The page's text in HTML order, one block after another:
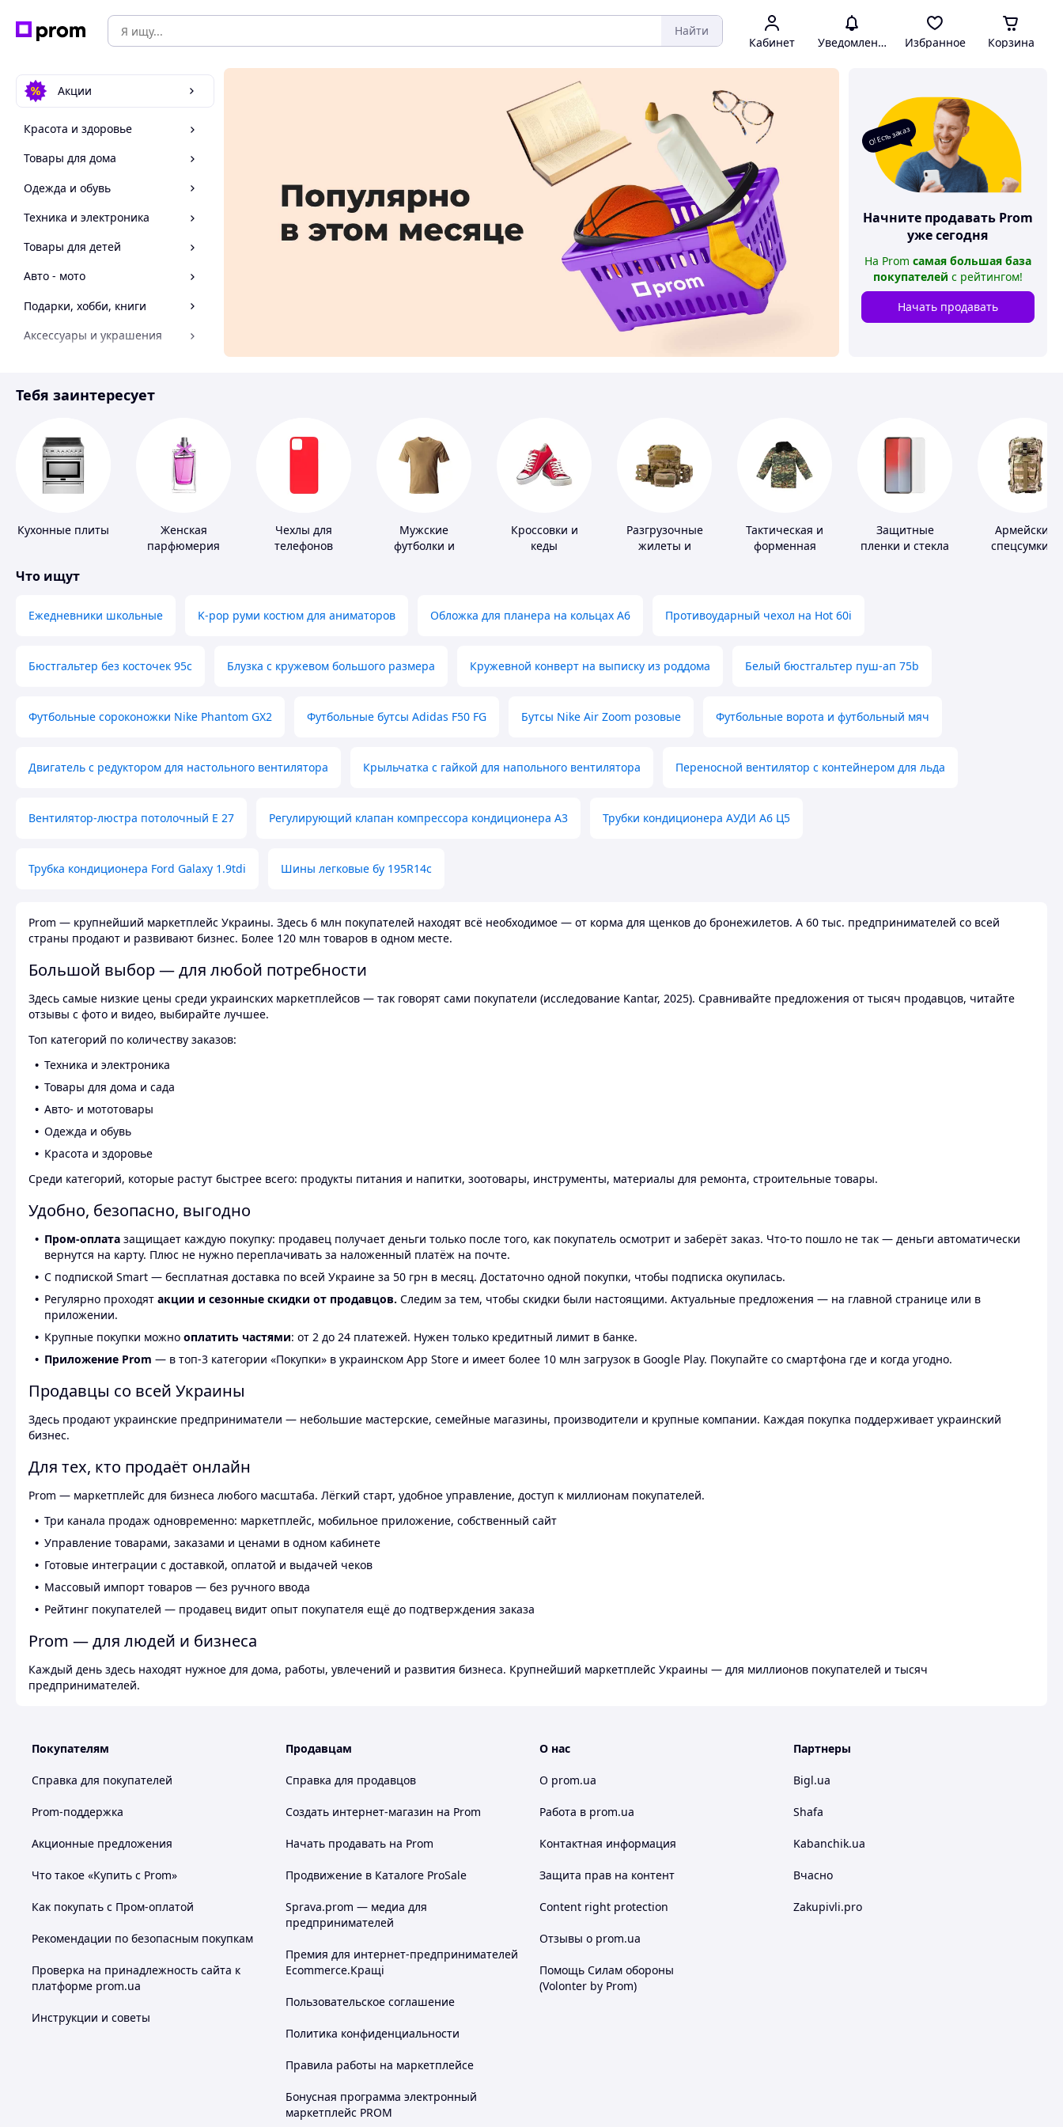
Найти
Кабинет Уведомления Избранное Корзина
Акции
Красота и здоровье
Товары для дома
Одежда и обувь
Техника и электроника
Товары для детей
Авто - мото
Подарки, хобби, книги
Аксессуары и украшения
Спорт и отдых
О! Есть заказ
Начните продавать Prom
уже сегодня
На Prom самая большая база
покупателей с рейтингом!
Начать продавать
Тебя заинтересует
Кухонные плиты
Женская
парфюмерия
Чехлы для
телефонов
Мужские
футболки и
Кроссовки и
кеды
Разгрузочные
жилеты и
Тактическая и
форменная
Защитные
пленки и стекла
Армейские
спецсумки и
Что ищут
Ежедневники школьные K-pop руми костюм для аниматоров Обложка для планера на кольцах А6 Противоударный чехол на Hot 60i
Бюстгальтер без косточек 95с Блузка с кружевом большого размера Кружевной конверт на выписку из роддома Белый бюстгальтер пуш-ап 75b
Футбольные сороконожки Nike Phantom GX2 Футбольные бутсы Adidas F50 FG Бутсы Nike Air Zoom розовые Футбольные ворота и футбольный мяч
Двигатель с редуктором для настольного вентилятора Крыльчатка с гайкой для напольного вентилятора Переносной вентилятор с контейнером для льда
Вентилятор-люстра потолочный E 27 Регулирующий клапан компрессора кондиционера А3 Трубки кондиционера АУДИ А6 Ц5
Трубка кондиционера Ford Galaxy 1.9tdi Шины легковые бу 195R14c
Prom — крупнейший маркетплейс Украины. Здесь 6 млн покупателей находят всё необходимое — от корма для щенков до бронежилетов. А 60 тыс. предпринимателей со всей
страны продают и развивают бизнес. Более 120 млн товаров в одном месте.
Большой выбор — для любой потребности
Здесь самые низкие цены среди украинских маркетплейсов — так говорят сами покупатели (исследование Kantar, 2025). Сравнивайте предложения от тысяч продавцов, читайте
отзывы с фото и видео, выбирайте лучшее.
Топ категорий по количеству заказов:
Техника и электроника
Товары для дома и сада
Авто- и мототовары
Одежда и обувь
Красота и здоровье
Среди категорий, которые растут быстрее всего: продукты питания и напитки, зоотовары, инструменты, материалы для ремонта, строительные товары.
Удобно, безопасно, выгодно
Пром-оплата защищает каждую покупку: продавец получает деньги только после того, как покупатель осмотрит и заберёт заказ. Что-то пошло не так — деньги автоматически
вернутся на карту. Плюс не нужно переплачивать за наложенный платёж на почте.
С подпиской Smart — бесплатная доставка по всей Украине за 50 грн в месяц. Достаточно одной покупки, чтобы подписка окупилась.
Регулярно проходят акции и сезонные скидки от продавцов. Следим за тем, чтобы скидки были настоящими. Актуальные предложения — на главной странице или в
приложении.
Крупные покупки можно оплатить частями: от 2 до 24 платежей. Нужен только кредитный лимит в банке.
Приложение Prom — в топ-3 категории «Покупки» в украинском App Store и имеет более 10 млн загрузок в Google Play. Покупайте со смартфона где и когда угодно.
Продавцы со всей Украины
Здесь продают украинские предприниматели — небольшие мастерские, семейные магазины, производители и крупные компании. Каждая покупка поддерживает украинский
бизнес.
Для тех, кто продаёт онлайн
Prom — маркетплейс для бизнеса любого масштаба. Лёгкий старт, удобное управление, доступ к миллионам покупателей.
Три канала продаж одновременно: маркетплейс, мобильное приложение, собственный сайт
Управление товарами, заказами и ценами в одном кабинете
Готовые интеграции с доставкой, оплатой и выдачей чеков
Массовый импорт товаров — без ручного ввода
Рейтинг покупателей — продавец видит опыт покупателя ещё до подтверждения заказа
Prom — для людей и бизнеса
Каждый день здесь находят нужное для дома, работы, увлечений и развития бизнеса. Крупнейший маркетплейс Украины — для миллионов покупателей и тысяч
предпринимателей.
Покупателям
Справка для покупателей
Prom-поддержка
Акционные предложения
Что такое «Купить с Prom»
Как покупать с Пром-оплатой
Рекомендации по безопасным покупкам
Проверка на принадлежность сайта к
платформе prom.ua
Инструкции и советы
Продавцам
Справка для продавцов
Создать интернет-магазин на Prom
Начать продавать на Prom
Продвижение в Каталоге ProSale
Sprava.prom — медиа для
предпринимателей
Премия для интернет-предпринимателей
Ecommerce.Кращі
Пользовательское соглашение
Политика конфиденциальности
Правила работы на маркетплейсе
Бонусная программа электронный
маркетплейс PROM
О нас
О prom.ua
Работа в prom.ua
Контактная информация
Защита прав на контент
Content right protection
Отзывы о prom.ua
Помощь Силам обороны
(Volonter by Prom)
Партнеры
Bigl.ua
Shafa
Kabanchik.ua
Вчасно
Zakupivli.pro